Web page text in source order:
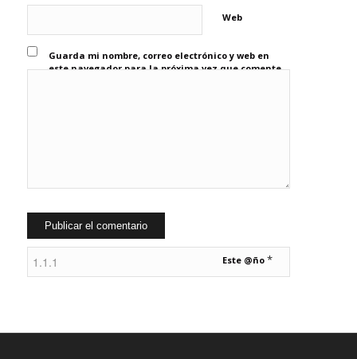
Web
Guarda mi nombre, correo electrónico y web en
este navegador para la próxima vez que comente.
Este @ño *